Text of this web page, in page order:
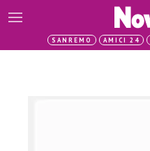
SANREMO AMICI 24